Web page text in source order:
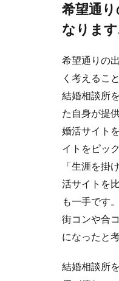
希望通
なります
希望通りの
く考えるこ
結婚相談所
た自身が提
婚活サイト
イトをピッ
「生涯を掛
活サイトを
も一手です。
街コンや合
になったと
結婚相談所